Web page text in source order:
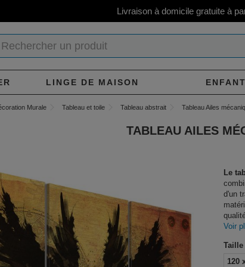
Livraison à domicile gratuite à
LINGE DE MAISON
Murale Tableau et toile Tableau abstrait Tableau Ailes
TABLEAU AILES
Le
d'un
Voir
Taille